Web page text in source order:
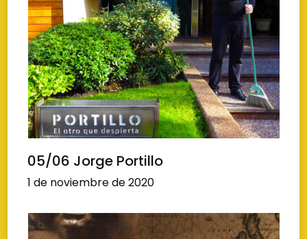
05/06 Jorge Portillo
1 de noviembre de 2020